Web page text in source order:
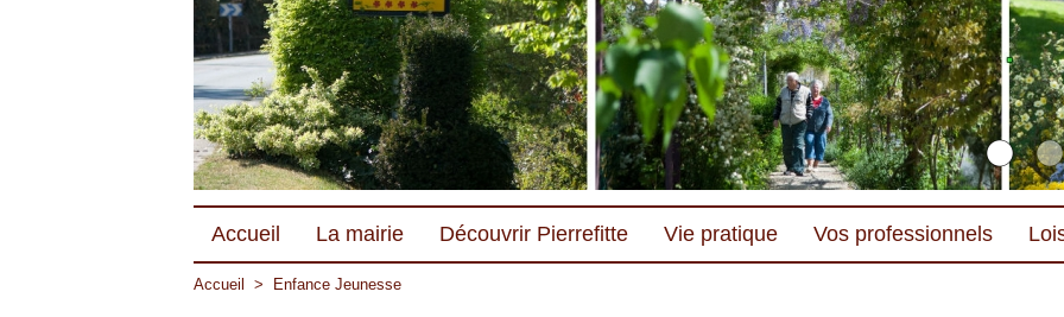
Accueil La mairie Découvrir Pierrefitte Vie pratique Vos professionnels
Accueil > Enfance Jeunesse